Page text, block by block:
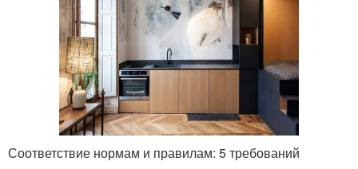
Соответствие нормам и правилам: 5 требований